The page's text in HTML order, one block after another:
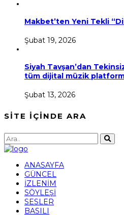
Makbet’ten Yeni Tekli
Şubat 19, 2026
Siyah Tavşan’dan
tüm dijital müzik
Şubat 13, 2026
SİTE İÇİNDE ARA
ANASAYFA
GÜNCEL
İZLENİM
SÖYLEŞİ
SESLER
BASILI